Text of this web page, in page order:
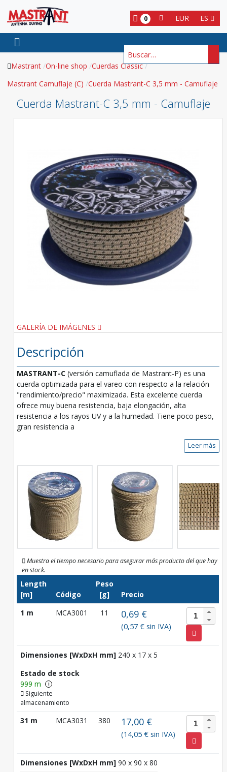
ES
EUR
0
Buscar
Mastrant On-line shop Cuerdas Classic
Mastrant Camuflaje (C) Cuerda Mastrant-C 3,5 mm - Camuflaje
Cuerda Mastrant-C 3,5 mm - Camuflaje
GALERÍA DE IMÁGENES
Descripción
MASTRANT-C (versión camuflada de Mastrant-P) es una
cuerda optimizada para el vareo con respecto a la relación
"rendimiento/precio" maximizada. Esta excelente cuerda
ofrece muy buena resistencia, baja elongación, alta
resistencia a los rayos UV y a la humedad. Tiene poco peso,
gran resistencia a
Leer más
Muestra el tiempo necesario para asegurar más producto del que hay
en stock.
Length
[m]
Código
Peso
[g]
Precio
1 m
MCA3001 11 0,69 €
(0,57 € sin IVA)
Dimensiones [WxDxH mm] 240 x 17 x 5
Estado de stock
999 m
i
Siguiente
almacenamiento
31 m MCA3031 380 17,00 €
(14,05 € sin IVA)
Dimensiones [WxDxH mm] 90 x 90 x 80